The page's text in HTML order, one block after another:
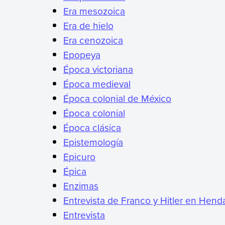
Era mesozoica
Era de hielo
Era cenozoica
Epopeya
Época victoriana
Época medieval
Época colonial de México
Época colonial
Época clásica
Epistemología
Epicuro
Épica
Enzimas
Entrevista de Franco y Hitler en
Entrevista